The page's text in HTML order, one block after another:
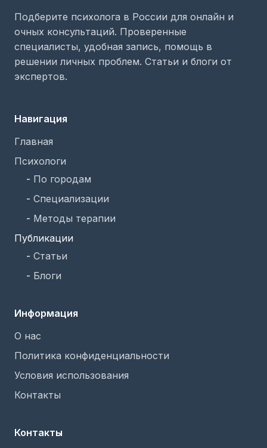
Подберите психолога в России для онлайн и
очных консультаций. Проверенные
специалисты, удобная запись, помощь в
решении личных проблем. Статьи и блоги от
экспертов.
Навигация
Главная
Психологи
- По городам
- Специализации
- Методы терапии
Публикации
- Статьи
- Блоги
Информация
О нас
Политика конфиденциальности
Условия использования
Контакты
Контакты